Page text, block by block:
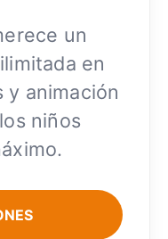
un
en
y animación
niños